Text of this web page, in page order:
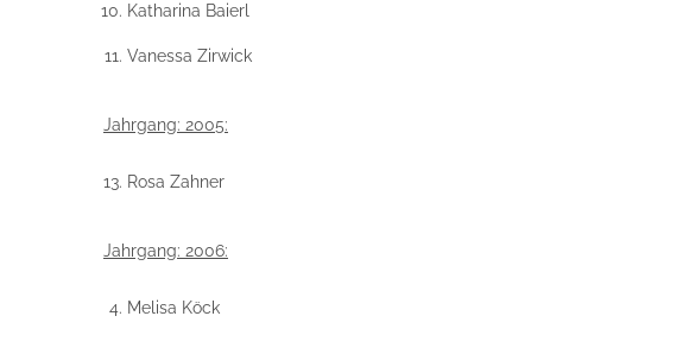
Katharina Baierl
Vanessa Zirwick
Jahrgang: 2005:
Rosa Zahner
Jahrgang: 2006:
Melisa Köck